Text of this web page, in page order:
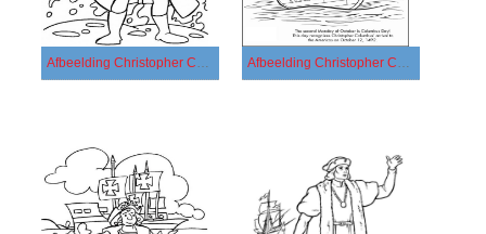
Afbeelding Christopher Columbus voor kinderen Afbeelding Christopher Columbus